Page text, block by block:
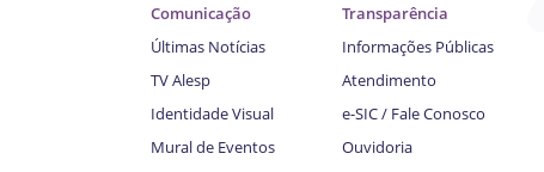
Comunicação
Últimas Notícias
TV Alesp
Identidade Visual
Mural de Eventos
Transparência
Informações Públicas
Atendimento
e-SIC / Fale Conosco
Ouvidoria